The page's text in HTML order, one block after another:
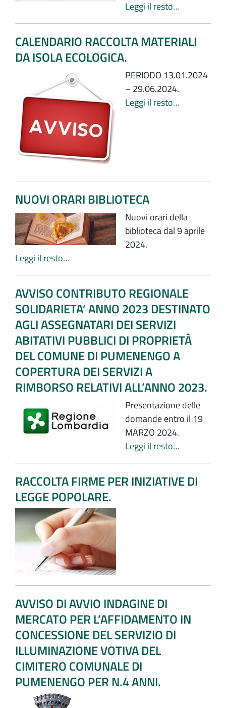
Leggi il resto…
CALENDARIO RACCOLTA MATERIALI
DA ISOLA ECOLOGICA.
PERIODO 13.01.2024
– 29.06.2024.
Leggi il resto…
NUOVI ORARI BIBLIOTECA
Nuovi orari della
biblioteca dal 9 aprile
2024.
Leggi il resto…
AVVISO CONTRIBUTO REGIONALE
SOLIDARIETA’ ANNO 2023 DESTINATO
AGLI ASSEGNATARI DEI SERVIZI
ABITATIVI PUBBLICI DI PROPRIETÀ
DEL COMUNE DI PUMENENGO A
COPERTURA DEI SERVIZI A
RIMBORSO RELATIVI ALL’ANNO 2023.
Presentazione delle
domande entro il 19
MARZO 2024.
Leggi il resto…
RACCOLTA FIRME PER INIZIATIVE DI
LEGGE POPOLARE.
AVVISO DI AVVIO INDAGINE DI
MERCATO PER L’AFFIDAMENTO IN
CONCESSIONE DEL SERVIZIO DI
ILLUMINAZIONE VOTIVA DEL
CIMITERO COMUNALE DI
PUMENENGO PER N.4 ANNI.